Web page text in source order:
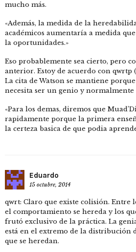
mucho más.
«Además, la medida de la
académicos aumentaría a medida
la oportunidades.»
Eso probablemente sea cierto, pero
anterior. Estoy de acuerdo con qwrtp
La cita de Watson se mantiene
necesita ser un genio y normalmente
«Para los demas, diremos que
rapidamente porque la primera
la certeza basica de que podia
Eduardo
15 octubre, 2014
qwrt: Claro que existe colisión. Entre
el comportamiento se hereda y los
frutó exclusivo de la práctica. La
está en el extremo de la distribución
que se heredan.